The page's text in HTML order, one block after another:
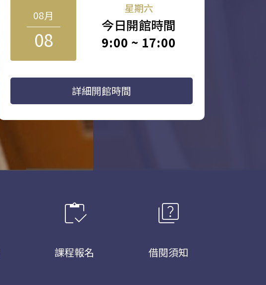
08月
08
星期六
今日開館時間
9:00 ~ 17:00
詳細開館時間
inventory
課程報名
quiz
借閱須知